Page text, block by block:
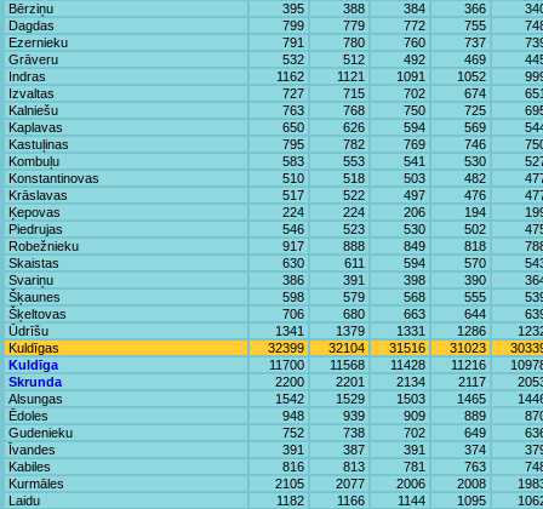
Bērziņu
395 388 384 366
Dagdas
799 779 772 755
Ezernieku
791 780 760 737
Grāveru
532 512 492 469
Indras
1162 1121 1091 1052
Izvaltas
727 715 702 674
Kalniešu
763 768 750 725
Kaplavas
650 626 594 569
Kastuļinas
795 782 769 746
Kombuļu
583 553 541 530
Konstantinovas
510 518 503 482
Krāslavas
517 522 497 476
Ķepovas
224 224 206 194
Piedrujas
546 523 530 502
Robežnieku
917 888 849 818
Skaistas
630 611 594 570
Svariņu
386 391 398 390
Šķaunes
598 579 568 555
Šķeltovas
706 680 663 644
Ūdrīšu
1341 1379 1331 1286
Kuldīgas
32399 32104 31516 31023
Kuldīga
11700 11568 11428 11216
Skrunda
2200 2201 2134 2117
Alsungas
1542 1529 1503 1465
Ēdoles
948 939 909 889
Gudenieku
752 738 702 649
Īvandes
391 387 391 374
Kabiles
816 813 781 763
Kurmāles
2105 2077 2006 2008
Laidu
1182 1166 1144 1095